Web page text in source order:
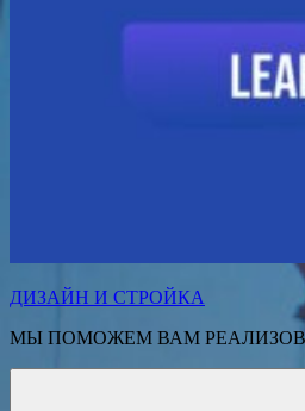
ДИЗАЙН И СТРОЙКА
МЫ ПОМОЖЕМ ВАМ